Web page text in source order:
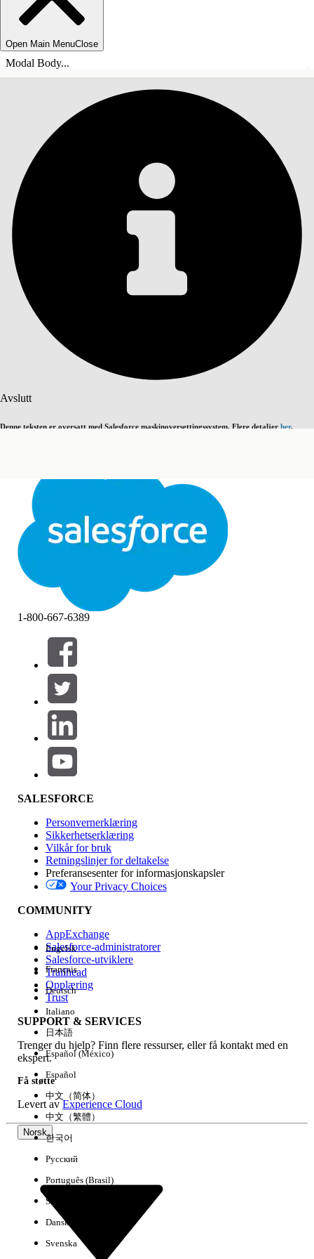
Open Main MenuClose
Modal Body...
Avslutt
Denne teksten er oversatt med Salesforce maskinoversettingssystem. Flere detaljer her.
Avslutt Avslutt
Vis innholdsfortegnelse
Filtre (0)
VELG FILTRE
Produktområde
Funksjonsinnvirkning
Utgave
Erfaring
Fjern alle Utført
1-800-667-6389
SALESFORCE
Personvernerklæring
Sikkerhetserklæring
Vilkår for bruk
Retningslinjer for deltakelse
Preferansesenter for informasjonskapsler
Your Privacy Choices
COMMUNITY
AppExchange
Salesforce-administratorer
Salesforce-utviklere
Trailhead
Opplæring
Trust
SUPPORT & SERVICES
Trenger du hjelp? Finn flere ressurser, eller få kontakt med en
ekspert.
Få støtte
Levert avExperience Cloud
Norsk
Engelsk
Français
Deutsch
Italiano
日本語
Español (México)
Español
中文（简体）
中文（繁體）
한국어
Русский
Português (Brasil)
Suomi
Dansk
Svenska